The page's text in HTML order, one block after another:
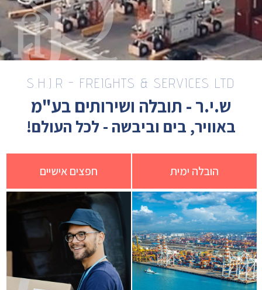
S.H.J.R - FREIGHTS & SERVICES LTD
ש.י.ר - תובלה ושירותים בע"מ
באוויר, בים וביבשה - לכל העולם!
הובלה ימית חפצים אישיים